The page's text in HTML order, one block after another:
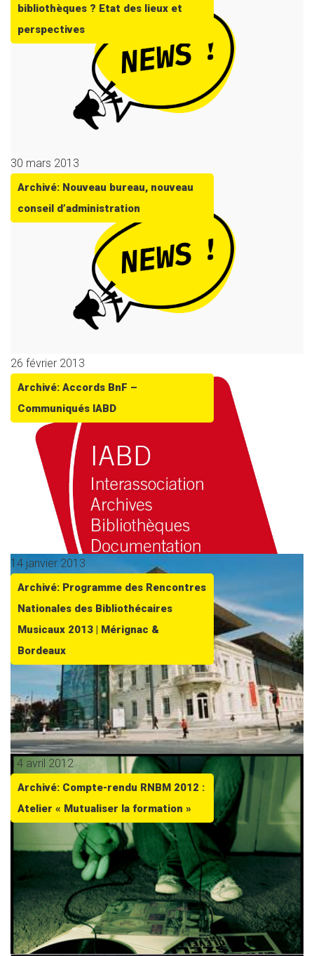
bibliothèques ? Etat des lieux et
perspectives
30 mars 2013
Archivé: Nouveau bureau, nouveau
conseil d’administration
26 février 2013
Archivé: Accords BnF –
Communiqués IABD
14 janvier 2013
Archivé: Programme des Rencontres
Nationales des Bibliothécaires
Musicaux 2013 | Mérignac &
Bordeaux
14 avril 2012
Archivé: Compte-rendu RNBM 2012 :
Atelier « Mutualiser la formation »